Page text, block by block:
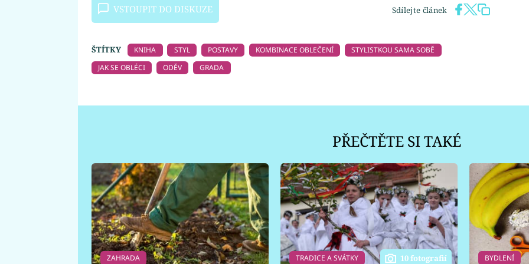
VSTOUPIT DO DISKUZE Sdílejte článek
ŠTÍTKY KNIHA STYL POSTAVY KOMBINACE OBLEČENÍ
STYLISTKOU SAMA SOBĚ
JAK SE OBLÉCI
ODĚV GRADA
PŘEČTĚTE SI TAKÉ
ZAHRADA TRADICE A SVÁTKY 10 fotografií BYDLENÍ